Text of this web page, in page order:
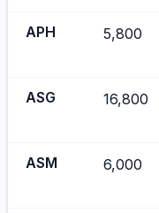
APH 5,800
ASG 16,800
ASM 6,000